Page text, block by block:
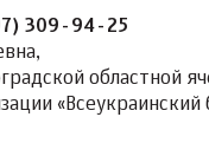
309-94-25
областной
«Всеукраинский